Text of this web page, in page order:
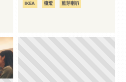
IKEA 檯燈 藍芽喇叭